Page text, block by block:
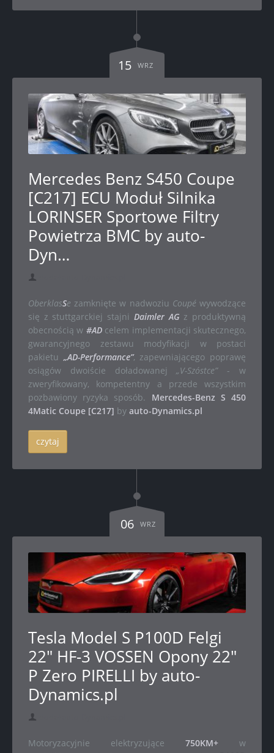
15 WRZ
Mercedes Benz S450 Coupe
[C217] ECU Moduł Silnika
LORINSER Sportowe Filtry
Powietrza BMC by auto-
Dyn…
OberklasSe zamknięte w nadwoziu Coupé wywodzące
się z stuttgarckiej stajni Daimler AG z produktywną
obecnością w #ADcelem implementacji skutecznego,
gwarancyjnego zestawu modyfikacji w postaci
pakietu „AD-Performance”, zapewniającego poprawę
osiągów dwoiście doładowanej„V-Szóstce”- w
zweryfikowany, kompetentny a przede wszystkim
pozbawiony ryzyka sposób. Mercedes-Benz S 450
4Matic Coupe [C217] by auto-Dynamics.pl
czytaj
06 WRZ
Tesla Model S P100D Felgi
22" HF-3 VOSSEN Opony 22"
P Zero PIRELLI by auto-
Dynamics.pl
Motoryzacyjnie elektryzujące 750KM+ w